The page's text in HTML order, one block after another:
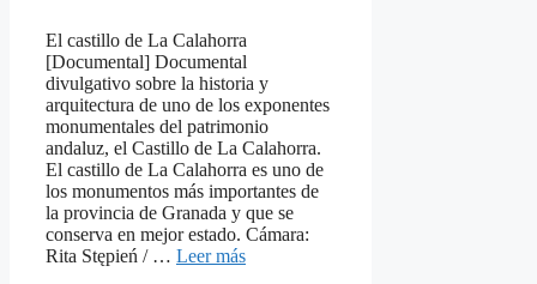
El castillo de La Calahorra
[Documental] Documental
divulgativo sobre la historia y
arquitectura de uno de los exponentes
monumentales del patrimonio
andaluz, el Castillo de La Calahorra.
El castillo de La Calahorra es uno de
los monumentos más importantes de
la provincia de Granada y que se
conserva en mejor estado. Cámara:
Rita Stępień / … Leer más